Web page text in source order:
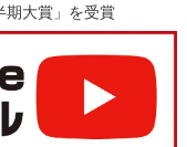
期大賞」を受賞